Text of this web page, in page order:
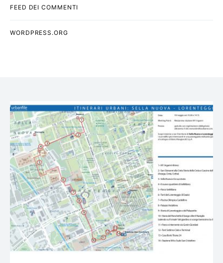
FEED DEI COMMENTI
WORDPRESS.ORG